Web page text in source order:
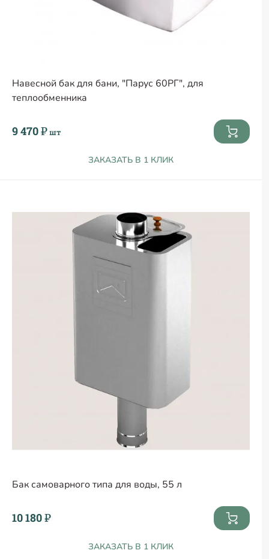
Навесной бак для бани, "Парус 60РГ", для
теплообменника
9 470 ₽шт
ЗАКАЗАТЬ В 1 КЛИК
Бак самоварного типа для воды, 55 л
10 180 ₽
ЗАКАЗАТЬ В 1 КЛИК